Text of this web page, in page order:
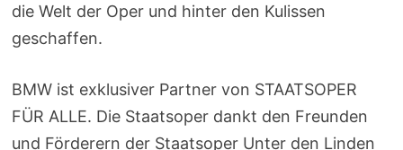
die Welt der Oper und hinter den Kulissen
geschaffen.
BMW ist exklusiver Partner von STAATSOPER
FÜR ALLE. Die Staatsoper dankt den Freunden
und Förderern der Staatsoper Unter den Linden